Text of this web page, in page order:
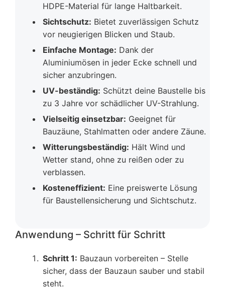
HDPE-Material für lange Haltbarkeit.
Sichtschutz: Bietet zuverlässigen Schutz
vor neugierigen Blicken und Staub.
Einfache Montage: Dank der
Aluminiumösen in jeder Ecke schnell und
sicher anzubringen.
UV-beständig: Schützt deine Baustelle bis
zu 3 Jahre vor schädlicher UV-Strahlung.
Vielseitig einsetzbar: Geeignet für
Bauzäune, Stahlmatten oder andere Zäune.
Witterungsbeständig: Hält Wind und
Wetter stand, ohne zu reißen oder zu
verblassen.
Kosteneffizient: Eine preiswerte Lösung
für Baustellensicherung und Sichtschutz.
Anwendung – Schritt für Schritt
Schritt 1: Bauzaun vorbereiten – Stelle
sicher, dass der Bauzaun sauber und stabil
steht.